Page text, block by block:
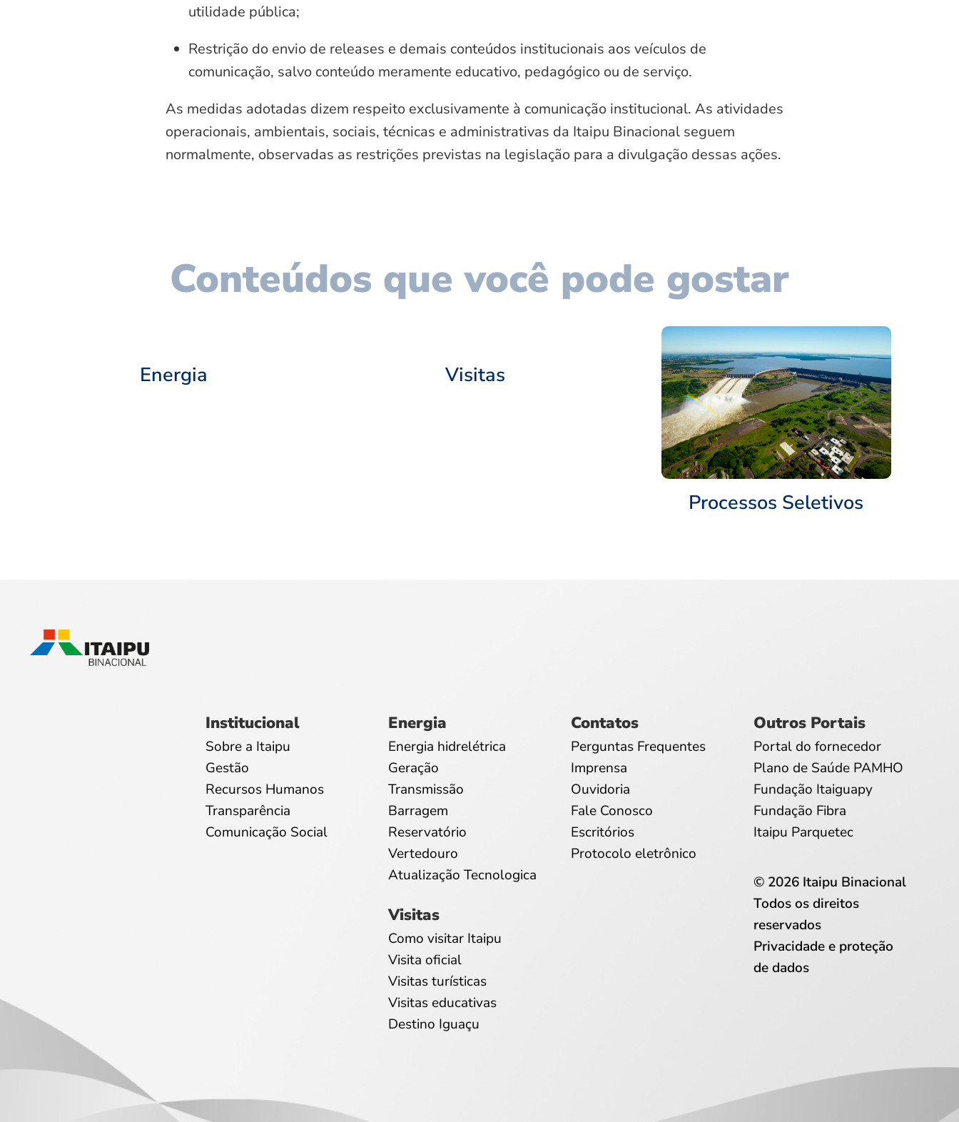
utilidade pública;
Restrição do envio de releases e demais conteúdos institucionais aos veículos de
comunicação, salvo conteúdo meramente educativo, pedagógico ou de serviço.
As medidas adotadas dizem respeito exclusivamente à comunicação institucional. As atividades
operacionais, ambientais, sociais, técnicas e administrativas da Itaipu Binacional seguem
normalmente, observadas as restrições previstas na legislação para a divulgação dessas ações.
Conteúdos que você pode gostar
Energia Visitas
Processos Seletivos
Institucional
Sobre a Itaipu
Gestão
Recursos Humanos
Transparência
Comunicação Social
Energia
Energia hidrelétrica
Geração
Transmissão
Barragem
Reservatório
Vertedouro
Atualização Tecnologica
Visitas
Como visitar Itaipu
Visita oficial
Visitas turísticas
Visitas educativas
Destino Iguaçu
Contatos
Perguntas Frequentes
Imprensa
Ouvidoria
Fale Conosco
Escritórios
Protocolo eletrônico
Outros Portais
Portal do fornecedor
Plano de Saúde PAMHO
Fundação Itaiguapy
Fundação Fibra
Itaipu Parquetec
© 2026 Itaipu Binacional
Todos os direitos
reservados
Privacidade e proteção
de dados